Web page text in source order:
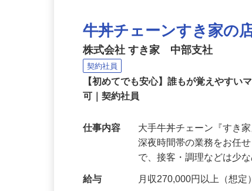
牛丼チェーンすき家の
株式会社 すき家 中部支社
契約社員
【初めてでも安心】誰もが覚えやすい
大手牛丼チェーン『すき
深夜時間帯の業務をお任
で、接客・調理などは少